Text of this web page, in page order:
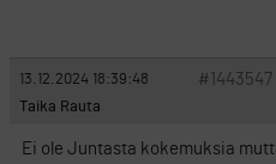
13.12.2024 18:39:48 #1443547
Taika Rauta
Ei ole Juntasta kokemuksia